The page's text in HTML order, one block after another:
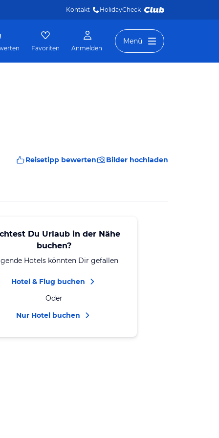
Kontakt HolidayCheck
Favoriten Anmelden
Menü
Reisetipp bewerten Bilder hochladen
Du Urlaub in der Nähe
buchen?
Hotels könnten Dir gefallen
Hotel & Flug buchen
Oder
Nur Hotel buchen